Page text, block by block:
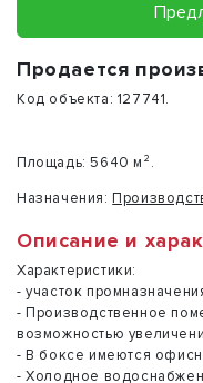
Продается
Код объекта: 127741.
Площадь: 5640 м².
Назначения:
Описание и
Характеристики:
- участок
- Производственное
возможностью
- В боксе имеются
- Холодное